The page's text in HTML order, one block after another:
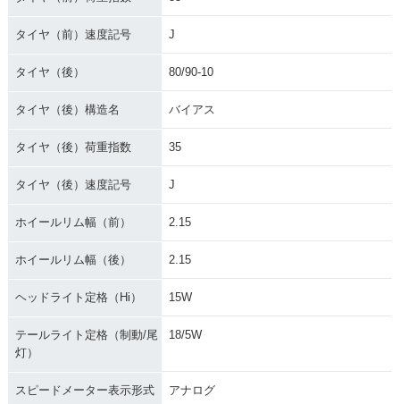
タイヤ（前）速度記号 J
タイヤ（後） 80/90-10
タイヤ（後）構造名 バイアス
タイヤ（後）荷重指数 35
タイヤ（後）速度記号 J
ホイールリム幅（前） 2.15
ホイールリム幅（後） 2.15
ヘッドライト定格（Hi） 15W
テールライト定格（制動/尾
灯）
18/5W
スピードメーター表示形式 アナログ